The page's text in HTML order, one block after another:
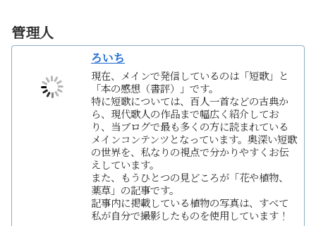
管理人
ろいち
現在、メインで発信しているのは「短歌」と
「本の感想（書評）」です。
特に短歌については、百人一首などの古典か
ら、現代歌人の作品まで幅広く紹介してお
り、当ブログで最も多くの方に読まれている
メインコンテンツとなっています。奥深い短歌
の世界を、私なりの視点で分かりやすくお伝
えしています。
また、もうひとつの見どころが「花や植物、
薬草」の記事です。
記事内に掲載している植物の写真は、すべて
私が自分で撮影したものを使用しています！